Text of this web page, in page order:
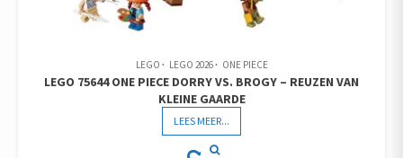
LEGO LEGO 2026 ONE PIECE
LEGO 75644 ONE PIECE DORRY VS. BROGY – REUZEN VAN
KLEINE GAARDE
LEES MEER...